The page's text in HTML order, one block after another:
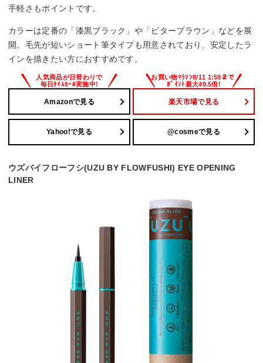
手軽さもポイントです。
カラーは定番の「漆黒ブラック」や「ビターブラウン」などを展
開。毛先が短いショート筆タイプも用意されており、安定したラ
インを描きたい方におすすめです。
Amazonで見る 楽天市場で見る
Yahoo!で見る @cosmeで見る
ウズバイフローフシ(UZU BY FLOWFUSHI) EYE OPENING
LINER